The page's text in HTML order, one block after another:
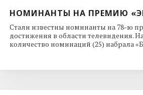
НОМИНАНТЫ НА ПРЕМИЮ
Стали известны номинанты на 78-ю
достижения в области телевидения.
количество номинаций (25) набрала